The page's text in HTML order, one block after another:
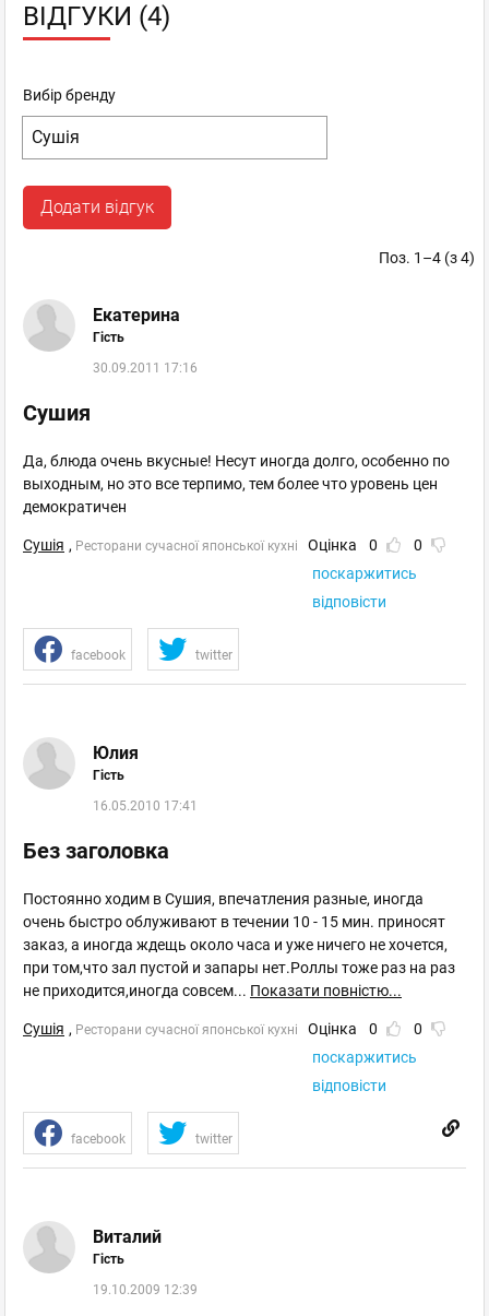
ВІДГУКИ (4)
Вибір бренду
Додати відгук
Поз. 1–4 (з 4)
Екатерина
Гість
30.09.2011 17:16
Сушия
Да, блюда очень вкусные! Несут иногда долго, особенно по
выходным, но это все терпимо, тем более что уровень цен
демократичен
Сушія , Ресторани сучасної японської кухні Оцінка 0
0
поскаржитись
відповісти
facebook twitter
Юлия
Гість
16.05.2010 17:41
Без заголовка
Постоянно ходим в Сушия, впечатления разные, иногда
очень быстро облуживают в течении 10 - 15 мин. приносят
заказ, а иногда ждещь около часа и уже ничего не хочется,
при том,что зал пустой и запары нет.Роллы тоже раз на раз
не приходится,иногда совсем... Показати повністю...
Сушія , Ресторани сучасної японської кухні Оцінка 0
0
поскаржитись
відповісти
facebook twitter
Виталий
Гість
19.10.2009 12:39